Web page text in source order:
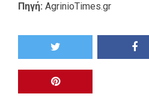
Πηγή: AgrinioTimes.gr